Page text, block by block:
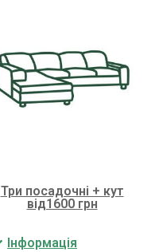
Три посадочні + кут
від1600 грн
Інформація